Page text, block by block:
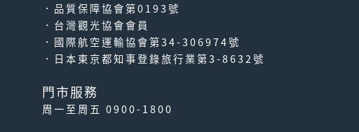
．品質保障協會第0193號
．台灣觀光協會會員
．國際航空運輸協會第34-306974號
．日本東京都知事登錄旅行業第3-8632號
門市服務
周一至周五 0900-1800